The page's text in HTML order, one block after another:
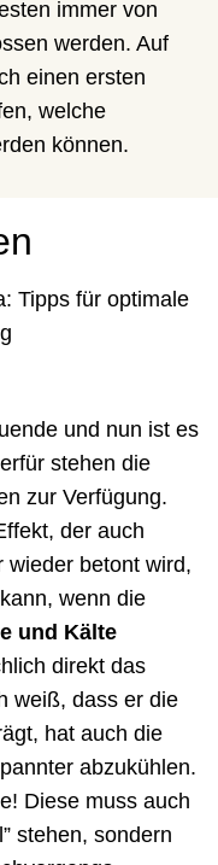
immer von
werden. Auf
einen ersten
welche
können.
und nun ist es
stehen die
zur Verfügung.
der auch
wieder betont wird,
wenn die
und Kälte
direkt das
weiß, dass er die
hat auch die
abzukühlen.
Diese muss auch
stehen, sondern